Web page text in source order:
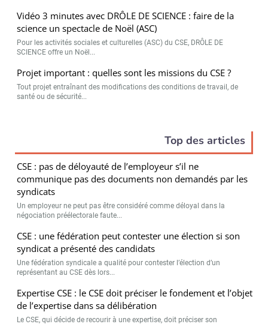
Vidéo 3 minutes avec DRÔLE DE SCIENCE : faire de la
science un spectacle de Noël (ASC)
Pour les activités sociales et culturelles (ASC) du CSE, DRÔLE DE
SCIENCE offre un Noël...
Projet important : quelles sont les missions du CSE ?
Tout projet entraînant des modifications des conditions de travail, de
santé ou de sécurité...
Top des articles
CSE : pas de déloyauté de l’employeur s’il ne
communique pas des documents non demandés par les
syndicats
Un employeur ne peut pas être considéré comme déloyal dans la
négociation préélectorale faute...
CSE : une fédération peut contester une élection si son
syndicat a présenté des candidats
Une fédération syndicale a qualité pour contester l’élection d’un
représentant au CSE dès lors...
Expertise CSE : le CSE doit préciser le fondement et l’objet
de l’expertise dans sa délibération
Le CSE, qui décide de recourir à une expertise, doit préciser son